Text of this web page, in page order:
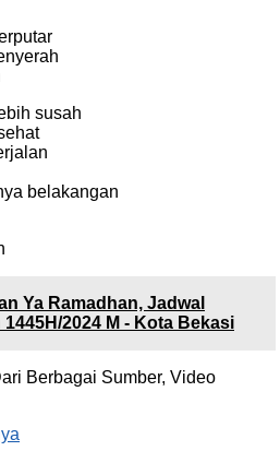
susah
belakangan
Ya Ramadhan, Jadwal
2024 M - Kota Bekasi
Berbagai Sumber, Video